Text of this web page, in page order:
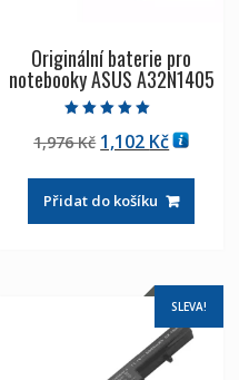
Originální baterie pro
notebooky ASUS A32N1405
5.00
z 5
1,976Kč Původní
byla:
1,976 Kč
1,102 Kč
je:
1,102 Kč
Přidat do košíku
SLEVA!